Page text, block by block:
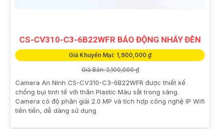
CS-CV310-C3-6B22WFR BÁO ĐỘNG NHÁY ĐÈN
Giá Khuyến Mại: 1,900,000 ₫
Giá Bán: 2,100,000 ₫
Camera An Ninh CS-CV310-C3-6B22WFR được thiết kế
chống bụi tinh tế với thân Plastic Màu sắt trong sáng.
Camera có độ phân giải 2.0 MP và tích hợp công nghệ IP Wifi
tiên tiến, dễ dàng sử dụng